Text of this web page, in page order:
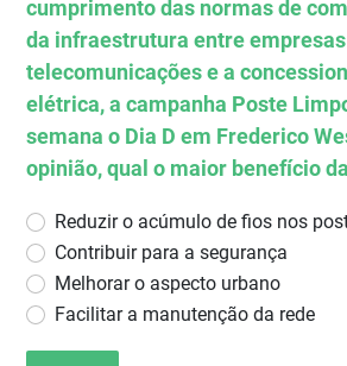
cumprimento das normas de
da infraestrutura entre
telecomunicações e a
elétrica, a campanha Poste
semana o Dia D em Frederico
opinião, qual o maior benefício
Reduzir o acúmulo de fios nos
Contribuir para a segurança
Melhorar o aspecto urbano
Facilitar a manutenção da rede